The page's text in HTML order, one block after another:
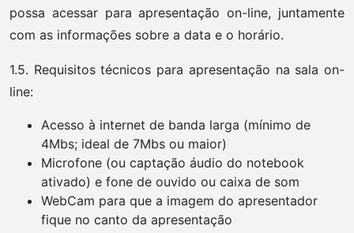
possa acessar para apresentação on-line, juntamente
com as informações sobre a data e o horário.
1.5. Requisitos técnicos para apresentação na sala on-
line:
Acesso à internet de banda larga (mínimo de
4Mbs; ideal de 7Mbs ou maior)
Microfone (ou captação áudio do notebook
ativado) e fone de ouvido ou caixa de som
WebCam para que a imagem do apresentador
fique no canto da apresentação